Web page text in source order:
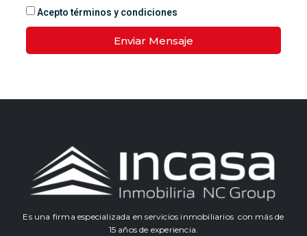
Acepto términos y condiciones
Enviar Mensaje
Es una firma especializada en servicios inmobiliarios con más de
15 años de experiencia.